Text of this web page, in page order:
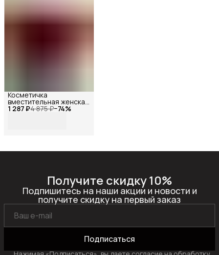
1 287 ₽4 875 ₽−74%
Косметичка
вместительная женская
из натуральной замши
Получите скидку 10%
Подпишитесь на наши акции и новости и
получите скидку на первый заказ
Подписаться